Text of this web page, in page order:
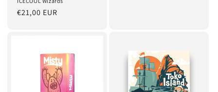
Normaler
€21,00 EUR